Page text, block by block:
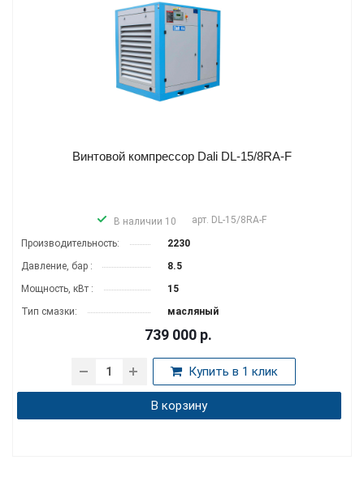
Винтовой компрессор Dali DL-15/8RA-F
В наличии 10 арт. DL-15/8RA-F
Производитель­ность:
2230
Давление, бар :
8.5
Мощность, кВт :
15
Тип смазки:
масляный
739 000 р.
Купить в 1 клик
В корзину